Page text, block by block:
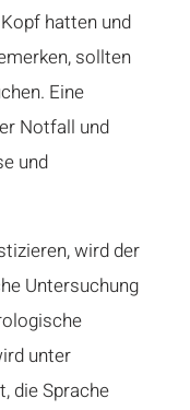
hatten und
sollten
Eine
Notfall und
und
wird der
Untersuchung
unter
die Sprache